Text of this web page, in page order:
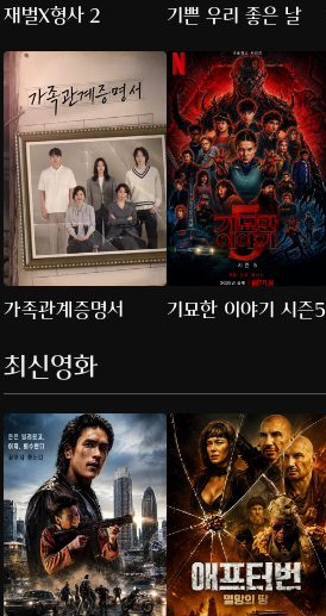
재벌X형사 2 기쁜 우리 좋은 날
가족관계증명서 기묘한 이야기 시즌5
최신영화